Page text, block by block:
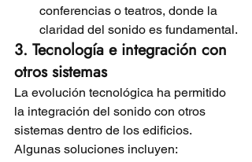
conferencias o teatros, donde la
claridad del sonido es fundamental.
3. Tecnología e integración con
otros sistemas
La evolución tecnológica ha permitido
la integración del sonido con otros
sistemas dentro de los edificios.
Algunas soluciones incluyen: